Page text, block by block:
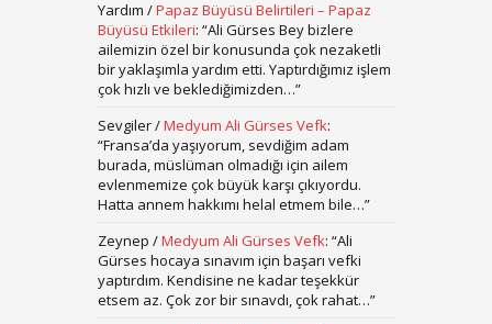
Yardım /Papaz Büyüsü Belirtileri – Papaz
Büyüsü Etkileri: “Ali Gürses Bey bizlere
ailemizin özel bir konusunda çok nezaketli
bir yaklaşımla yardım etti. Yaptırdığımız işlem
çok hızlı ve beklediğimizden…”
Sevgiler/Medyum Ali Gürses Vefk:
“Fransa’da yaşıyorum, sevdiğim adam
burada, müslüman olmadığı için ailem
evlenmemize çok büyük karşı çıkıyordu.
Hatta annem hakkımı helal etmem bile…”
Zeynep /Medyum Ali Gürses Vefk: “Ali
Gürses hocaya sınavım için başarı vefki
yaptırdım. Kendisine ne kadar teşekkür
etsem az. Çok zor bir sınavdı, çok rahat…”